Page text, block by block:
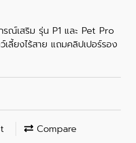
ณ์เสริม รุ่น P1 และ Pet Pro
ลี้ยงไร้สาย แถมคลิปเปอร์รอง
Compare